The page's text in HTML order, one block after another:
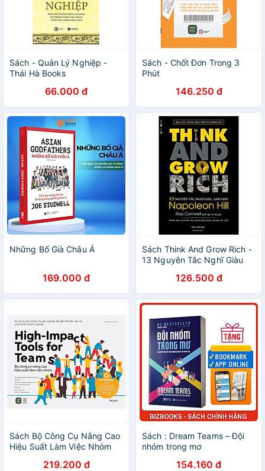
Sách - Quản Lý Nghiệp -
Thái Hà Books
66.000 đ
Sách - Chốt Đơn Trong 3
Phút
146.250 đ
Những Bố Già Châu Á
169.000 đ
Sách Think And Grow Rich -
13 Nguyên Tắc Nghĩ Giàu
126.500 đ
Sách Bộ Công Cụ Nâng Cao
Hiệu Suất Làm Việc Nhóm
219.200 đ
Sách : Dream Teams – Đội
nhóm trong mơ
154.160 đ